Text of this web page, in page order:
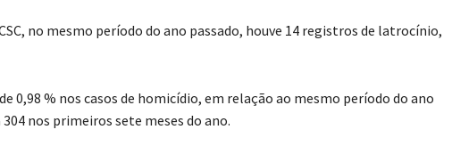
no mesmo período do ano passado, houve 14 registros de latrocínio,
0,98 % nos casos de homicídio, em relação ao mesmo período do ano
nos primeiros sete meses do ano.